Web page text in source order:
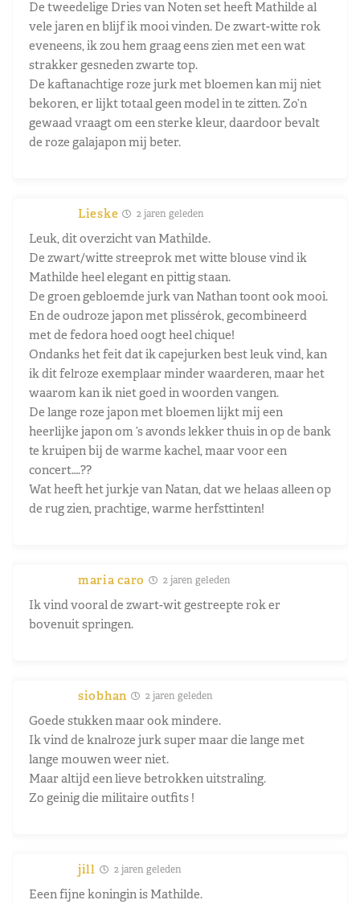
De tweedelige Dries van Noten set heeft Mathilde al
vele jaren en blijf ik mooi vinden. De zwart-witte rok
eveneens, ik zou hem graag eens zien met een wat
strakker gesneden zwarte top.
De kaftanachtige roze jurk met bloemen kan mij niet
bekoren, er lijkt totaal geen model in te zitten. Zo’n
gewaad vraagt om een sterke kleur, daardoor bevalt
de roze galajapon mij beter.
Lieske 2 jaren geleden
Leuk, dit overzicht van Mathilde.
De zwart/witte streeprok met witte blouse vind ik
Mathilde heel elegant en pittig staan.
De groen gebloemde jurk van Nathan toont ook mooi.
En de oudroze japon met plissérok, gecombineerd
met de fedora hoed oogt heel chique!
Ondanks het feit dat ik capejurken best leuk vind, kan
ik dit felroze exemplaar minder waarderen, maar het
waarom kan ik niet goed in woorden vangen.
De lange roze japon met bloemen lijkt mij een
heerlijke japon om ’s avonds lekker thuis in op de bank
te kruipen bij de warme kachel, maar voor een
concert….??
Wat heeft het jurkje van Natan, dat we helaas alleen op
de rug zien, prachtige, warme herfsttinten!
maria caro 2 jaren geleden
Ik vind vooral de zwart-wit gestreepte rok er
bovenuit springen.
siobhan 2 jaren geleden
Goede stukken maar ook mindere.
Ik vind de knalroze jurk super maar die lange met
lange mouwen weer niet.
Maar altijd een lieve betrokken uitstraling.
Zo geinig die militaire outfits !
jill 2 jaren geleden
Eeen fijne koningin is Mathilde.